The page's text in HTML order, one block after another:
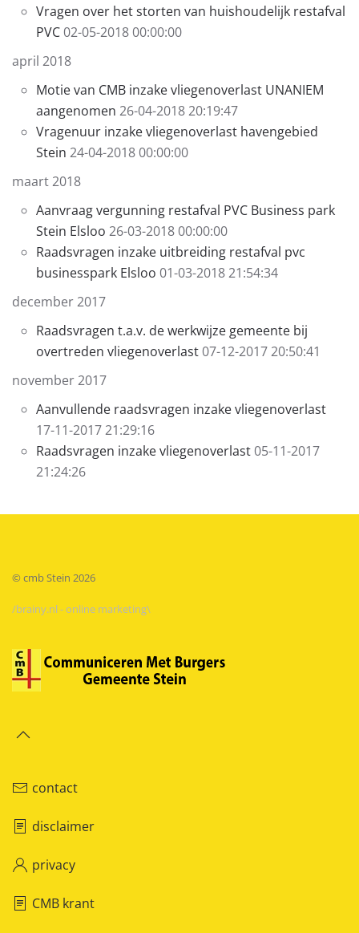
Vragen over het storten van huishoudelijk restafval
PVC02-05-2018 00:00:00
april 2018
Motie van CMB inzake vliegenoverlast UNANIEM
aangenomen 26-04-2018 20:19:47
Vragenuur inzake vliegenoverlast havengebied
Stein 24-04-2018 00:00:00
maart 2018
Aanvraag vergunning restafval PVC Business park
Stein Elsloo 26-03-2018 00:00:00
Raadsvragen inzake uitbreiding restafval pvc
businesspark Elsloo 01-03-2018 21:54:34
december 2017
Raadsvragen t.a.v. de werkwijze gemeente bij
overtreden vliegenoverlast07-12-2017 20:50:41
november 2017
Aanvullende raadsvragen inzake vliegenoverlast
17-11-2017 21:29:16
Raadsvragen inzake vliegenoverlast05-11-2017
21:24:26
© cmb Stein 2026
/brainy.nl - online marketing\
contact
disclaimer
privacy
CMB krant